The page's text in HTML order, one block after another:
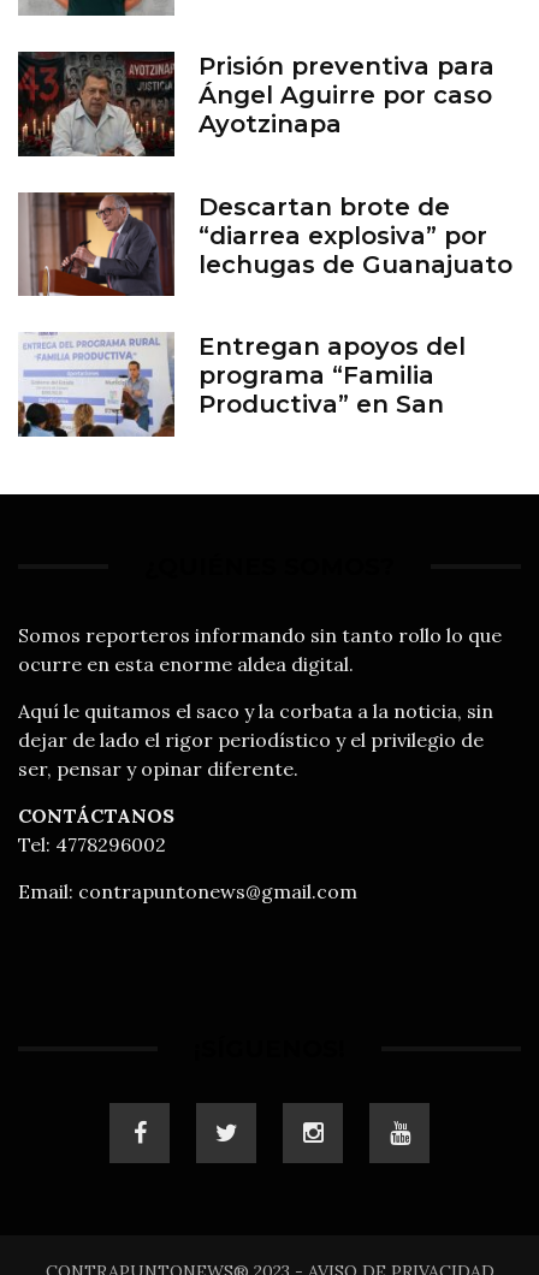
Prisión preventiva para
Ángel Aguirre por caso
Ayotzinapa
Descartan brote de
“diarrea explosiva” por
lechugas de Guanajuato
Entregan apoyos del
programa “Familia
Productiva” en San
Somos reporteros informando sin tanto rollo lo que
ocurre en esta enorme aldea digital.
Aquí le quitamos el saco y la corbata a la noticia, sin
dejar de lado el rigor periodístico y el privilegio de
ser, pensar y opinar diferente.
CONTÁCTANOS
Tel: 4778296002
Email: contrapuntonews@gmail.com